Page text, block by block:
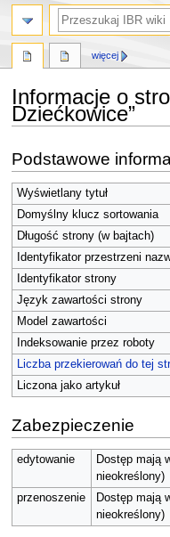
Informacje o
Dziećkowice”
do
nawigacji
do
wyszukiwania
Podstawowe
Wyświetlany tytuł
Domyślny klucz sortowania
Długość strony (w bajtach)
Identyfikator przestrzeni
Identyfikator strony
Język zawartości strony
Model zawartości
Indeksowanie przez roboty
Liczba przekierowań do tej
Liczona jako artykuł
Zabezpieczenie
edytowanie
Dostęp mają
nieokreślony)
przenoszenie
Dostęp mają
nieokreślony)
więcej
szukaj